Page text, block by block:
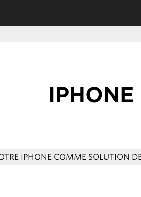
IPHONE
IPHONE COMME SOLUTION